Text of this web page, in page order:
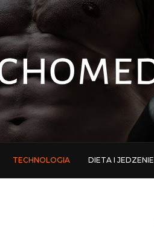
TECHNOLOGIA DIETA I JEDZENIE